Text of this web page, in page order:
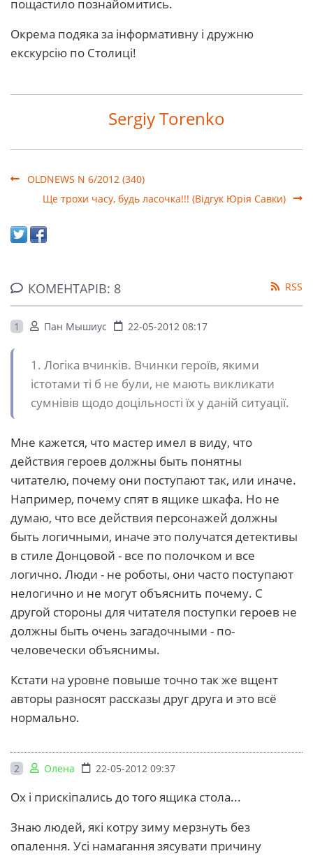
пощастило познайомитись.
Окрема подяка за інформативну і дружню
екскурсію по Столиці!
Sergiy Torenko
OLDNEWS N 6/2012 (340)
Ще трохи часу, будь ласочка!!! (Відгук Юрія Савки)
КОМЕНТАРІВ: 8 RSS
1 Пан Мышиус 22-05-2012 08:17
1. Логіка вчинків. Вчинки героїв, якими
істотами ті б не були, не мають викликати
сумнівів щодо доцільності їх у даній ситуації.
Мне кажется, что мастер имел в виду, что
действия героев должны быть понятны
читателю, почему они поступают так, или иначе.
Например, почему спят в ящике шкафа. Но не
думаю, что все действия персонажей должны
быть логичными, иначе это получатся детективы
в стиле Донцовой - все по полочком и все
логично. Люди - не роботы, они часто поступают
нелогично и не могут объяснить почему. С
другой стороны для читателя поступки героев не
должны быть очень загадочными - по-
человечески объяснимы.
Кстати на уровне повыше точно так же вщент
авторы разносят рассказы друг друга и это всё
нормально.
2 Олена 22-05-2012 09:37
Ох і прискіпались до того ящика стола...
Знаю людей, які котру зиму мерзнуть без
опалення. Усі намагання зясувати причину